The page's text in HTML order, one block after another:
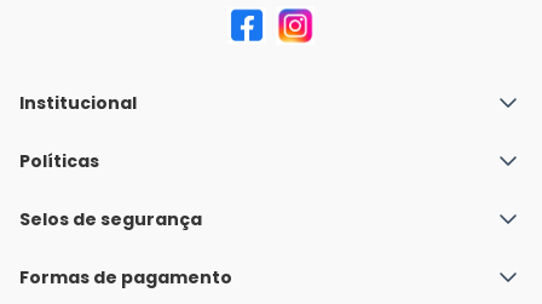
Institucional
Quem Somos
Nossas lojas
Políticas
Política de Envio
Políticas de Trocas e Devoluções
Selos de segurança
Formas de pagamento